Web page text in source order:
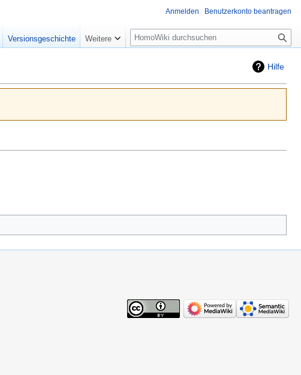
Hilfe
Anmelden Benutzerkonto beantragen
Versionsgeschichte Weitere
Suche